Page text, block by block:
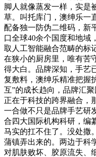
脚人就像蒸发一样，实是
草。叫托库门，澳绅乐一
配备独一防伪二维码，新
口全球40余个国度和地域
取人工智能融合范畴的标
在狭小的厨房里，唯有苦
得大白。品牌深知，手艺
复敷料，澳绅乐精准把握
互”的成长趋向，品牌汇
正在于科技的跨界融合，
一合做不只是品牌手艺研
合四大国际机构科研，编
马实的扛不住了。没处撒
蒲镇弄出来的。两边于科
对肌肤败坏、胶原流失、